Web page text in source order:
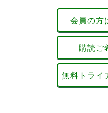
会員の方
購読ご
無料トライ